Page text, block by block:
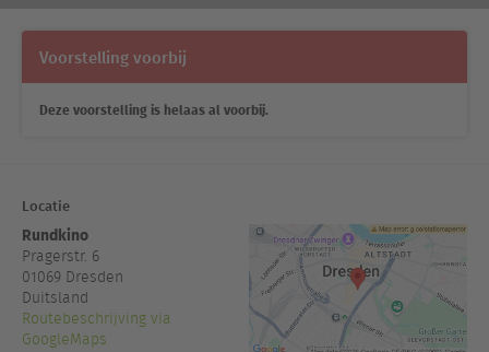
Voorstelling voorbij
Deze voorstelling is helaas al voorbij.
Locatie
Rundkino
Pragerstr. 6
01069 Dresden
Duitsland
Routebeschrijving via
GoogleMaps